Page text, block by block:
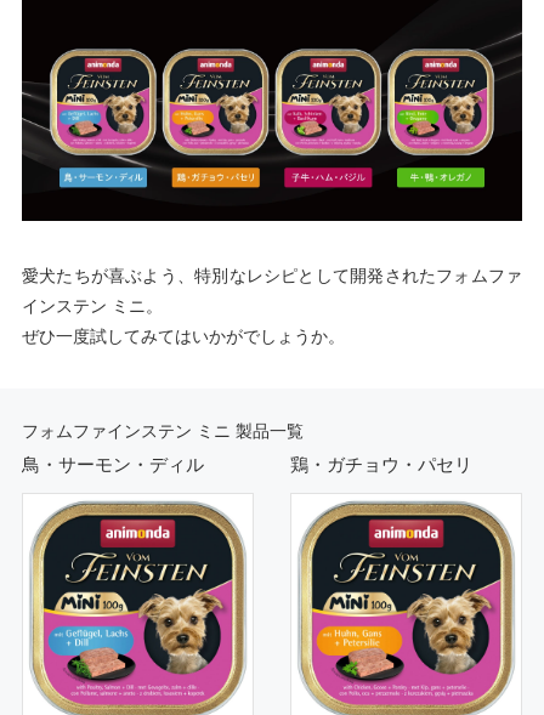
愛犬たちが喜ぶよう、特別なレシピとして開発されたフォムファ
インステン ミニ。
ぜひ一度試してみてはいかがでしょうか。
フォムファインステン ミニ 製品一覧
鳥・サーモン・ディル 鶏・ガチョウ・パセリ